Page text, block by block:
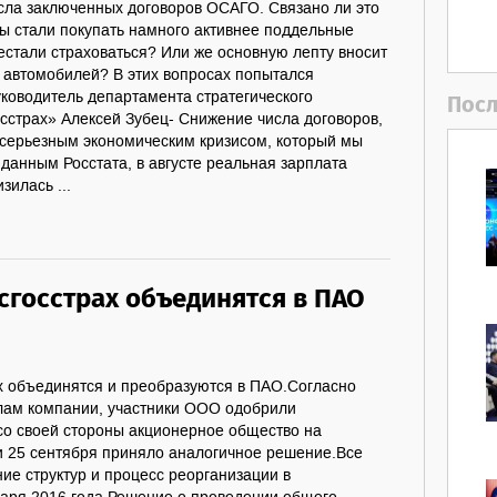
заключенных договоров ОСАГО. Связано ли это
стали покупать намного активнее поддельные
страховаться? Или же основную лепту вносит
В этих вопросах попытался
департамента стратегического
Алексей Зубец- Снижение числа договоров,
экономическим кризисом, который мы
Росстата, в августе реальная зарплата
...
объединятся в ПАО
и преобразуются в ПАО.Согласно
компании, участники ООО одобрили
своей стороны акционерное общество на
сентября приняло аналогичное решение.Все
структур и процесс реорганизации в